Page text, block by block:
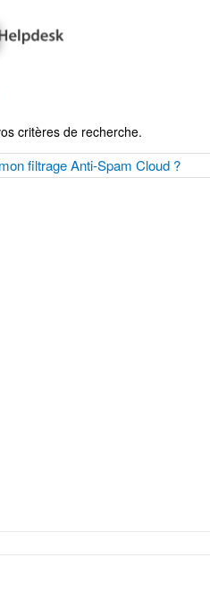
critères de recherche.
filtrage Anti-Spam Cloud ?